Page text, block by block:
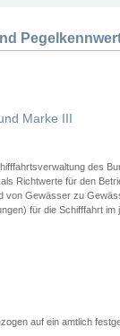
Marke III
des
Richtwerte für den
von Gewässer zu
für die Schifffahrt
auf ein amtlich